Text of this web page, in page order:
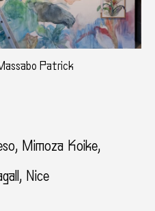
Patrick
Mimoza Koike,
Nice